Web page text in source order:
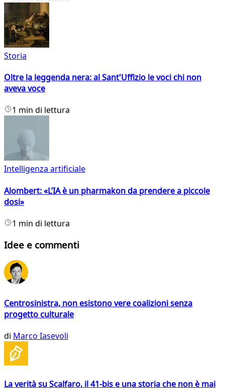
Storia
Oltre la leggenda nera: al Sant'Uffizio le voci chi non
aveva voce
1 min di lettura
Intelligenza artificiale
Alombert: «L’IA è un pharmakon da prendere a piccole
dosi»
1 min di lettura
Idee e commenti
Centrosinistra, non esistono vere coalizioni senza
progetto culturale
di Marco Iasevoli
La verità su Scalfaro, il 41-bis e una storia che non è mai